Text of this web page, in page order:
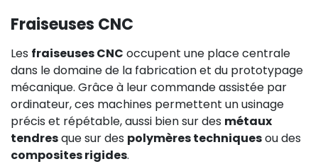
Fraiseuses CNC
Les fraiseuses CNC occupent une place centrale
dans le domaine de la fabrication et du prototypage
mécanique. Grâce à leur commande assistée par
ordinateur, ces machines permettent un usinage
précis et répétable, aussi bien sur des métaux
tendresque sur des polymères techniquesou des
composites rigides.